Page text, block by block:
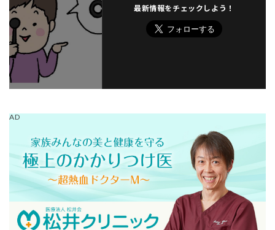
最新情報をチェックしよう！
AD